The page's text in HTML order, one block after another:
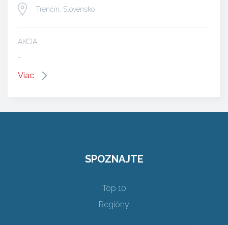
Trenčín, Slovensko
AKCIA
…
Viac
SPOZNAJTE
Top 10
Regióny